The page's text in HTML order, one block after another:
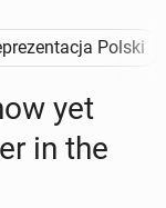
Polski
yet
in the